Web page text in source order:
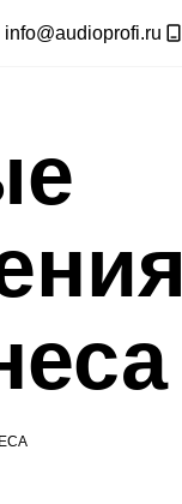
info@audioprofi.ru